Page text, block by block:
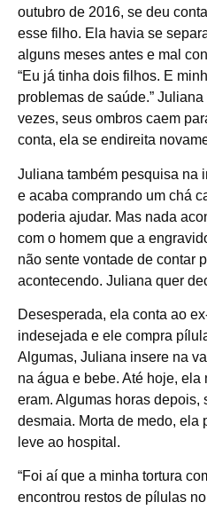
outubro de 2016, se deu
esse filho. Ela havia se
alguns meses antes e mal
“Eu já tinha dois filhos. E
problemas de saúde.”
vezes, seus ombros caem
conta, ela se endireita
Juliana também pesquisa na
e acaba comprando um chá
poderia ajudar. Mas nada
com o homem que a
não sente vontade de contar
acontecendo. Juliana quer
Desesperada, ela conta ao
indesejada e ele compra
Algumas, Juliana insere na
na água e bebe. Até hoje,
eram. Algumas horas depois,
desmaia. Morta de medo, ela
leve ao hospital.
“Foi aí que a minha tortura
encontrou restos de pílulas